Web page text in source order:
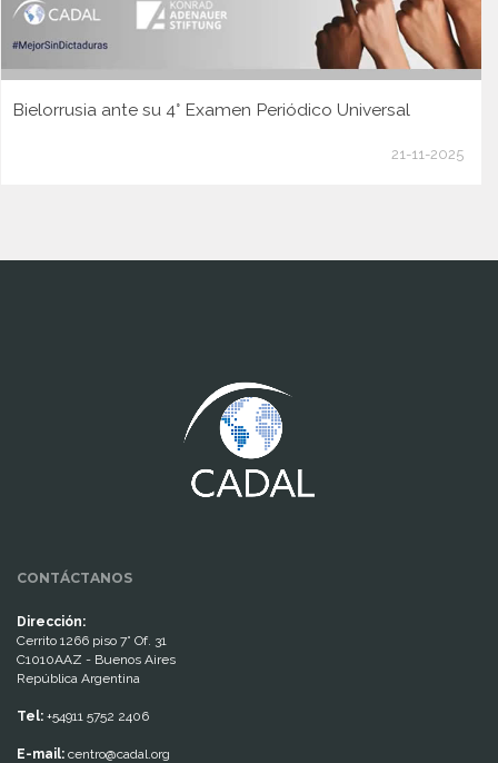
Bielorrusia ante su 4° Examen Periódico Universal
21-11-2025
CONTÁCTANOS
Dirección:
Cerrito 1266 piso 7° Of. 31
C1010AAZ - Buenos Aires
República Argentina
Tel: +54911 5752 2406
E-mail: centro@cadal.org